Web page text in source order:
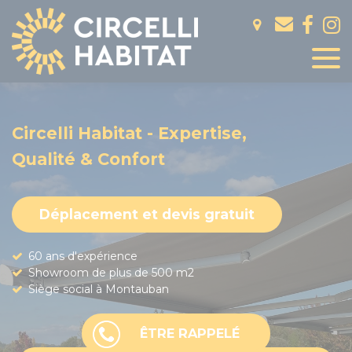
Circelli Habitat - Expertise,
Qualité & Confort
Déplacement et devis gratuit
60 ans d'expérience
Showroom de plus de 500 m2
Siège social à Montauban
ÊTRE RAPPELÉ
Panneau de gestion des cookies